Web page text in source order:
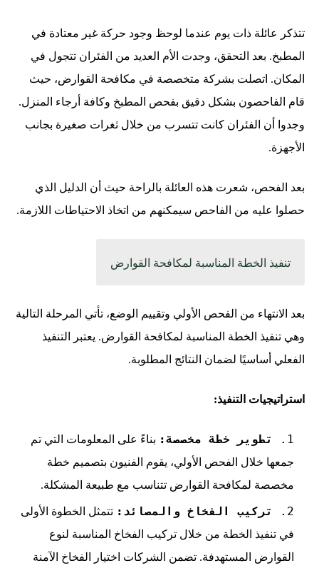
تتذكر عائلة ذات يوم عندما لوحظ وجود حركة غير معتادة في
المطبخ. بعد التحقق، وجدت الأم العديد من الفئران تتجول في
المكان. اتصلت بشركة متخصصة في مكافحة القوارض، حيث
قام الفاحصون بشكل دقيق بفحص المطبخ وكافة أرجاء المنزل.
وجدوا أن الفئران كانت تتسرب من خلال ثغرات صغيرة بجانب
الأجهزة.
بعد الفحص، شعرت هذه العائلة بالراحة حيث أن الدليل الذي
حصلوا عليه من الفاحص سيمكنهم من اتخاذ الاحتياطات اللازمة.
تنفيذ الخطة المناسبة لمكافحة القوارض
بعد الانتهاء من الفحص الأولي وتقييم الوضع، تأتي المرحلة التالية
وهي تنفيذ الخطة المناسبة لمكافحة القوارض. يعتبر التنفيذ
الفعلي أساسيًا لضمان النتائج المطلوبة.
استراتيجيات التنفيذ:
تطوير خطة مخصصة: بناءً على المعلومات التي تم
جمعها خلال الفحص الأولي، يقوم الفنيون بتصميم خطة
مخصصة لمكافحة القوارض تتناسب مع طبيعة المشكلة.
تركيب الفخاخ والمصائد: تتمثل الخطوة الأولى
في تنفيذ الخطة من خلال تركيب الفخاخ المناسبة لنوع
القوارض المستهدفة. تضمن الشركات اختيار الفخاخ الآمنة